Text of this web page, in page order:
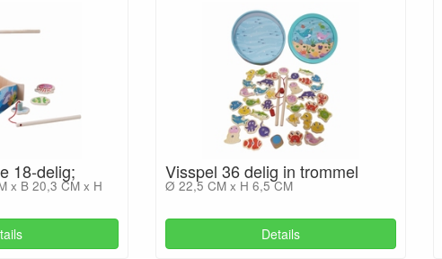
18-delig;
x B 20,3 CM x H
Visspel 36 delig in trommel
Ø 22,5 CM x H 6,5 CM
Details